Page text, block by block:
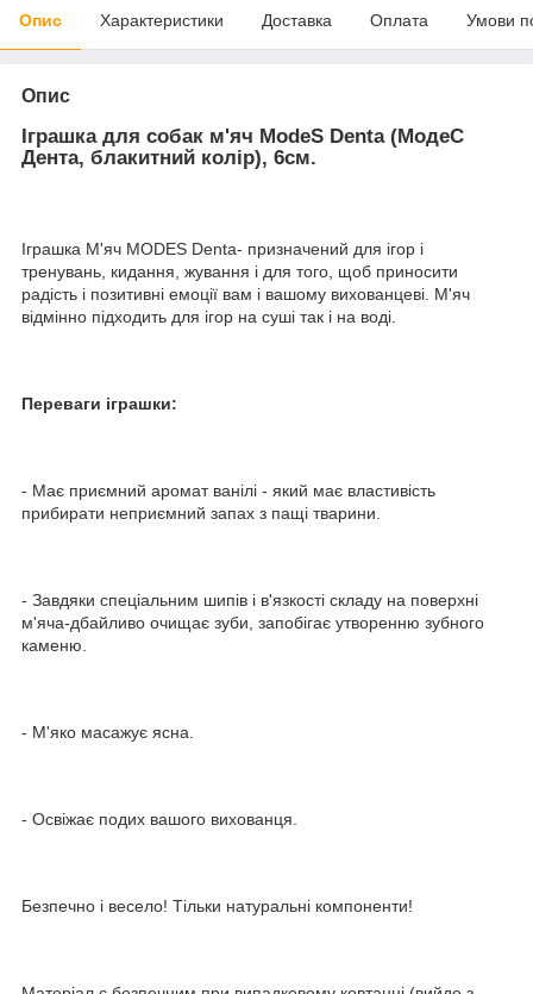
Опис Характеристики Доставка Оплата Умови
Опис
Іграшка для собак м'яч ModeS Denta (МодеС
Дента, блакитний колір), 6см.
Іграшка М'яч MODES Denta- призначений для ігор і
тренувань, кидання, жування і для того, щоб приносити
радість і позитивні емоції вам і вашому вихованцеві. М'яч
відмінно підходить для ігор на суші так і на воді.
Переваги іграшки:
- Має приємний аромат ванілі - який має властивість
прибирати неприємний запах з пащі тварини.
- Завдяки спеціальним шипів і в'язкості складу на поверхні
м'яча-дбайливо очищає зуби, запобігає утворенню зубного
каменю.
- М'яко масажує ясна.
- Освіжає подих вашого вихованця.
Безпечно і весело! Тільки натуральні компоненти!